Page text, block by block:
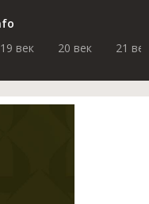
19 век 20 век 21 век